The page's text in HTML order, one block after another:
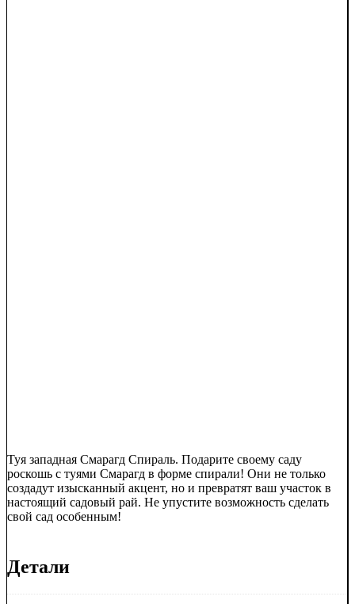
Туя западная Смарагд Спираль. Подарите своему саду
роскошь с туями Смарагд в форме спирали! Они не только
создадут изысканный акцент, но и превратят ваш участок в
настоящий садовый рай. Не упустите возможность сделать
свой сад особенным!
Детали